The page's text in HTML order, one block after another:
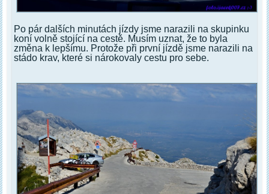
Po pár dalších minutách jízdy jsme narazili na skupinku
koní volně stojící na cestě. Musím uznat, že to byla
změna k lepšímu. Protože při první jízdě jsme narazili na
stádo krav, které si nárokovaly cestu pro sebe.